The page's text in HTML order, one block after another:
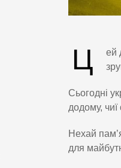
Ц
ей
Сьогодні
додому,
Нехай
для